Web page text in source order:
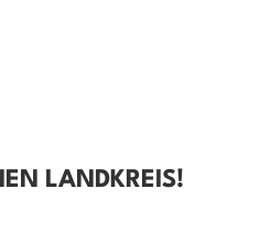
LANDKREIS!